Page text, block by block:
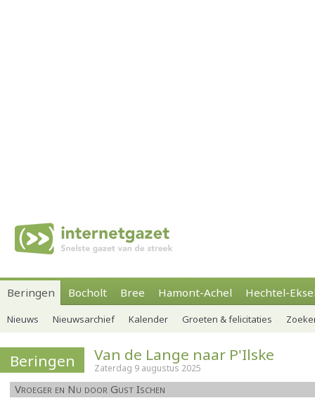
Beringen Bocholt Bree Hamont-Achel Hechtel-
Nieuws Nieuwsarchief Kalender Groeten & felicitaties
Beringen Van de Lange naar P'Ilske
Zaterdag 9 augustus 2025
Vroeger en Nu door Gust Ischen